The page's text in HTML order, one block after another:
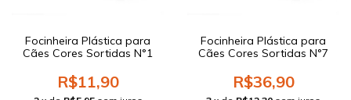
Focinheira Plástica para
Cães Cores Sortidas N°1
R$11,90
Focinheira Plástica para
Cães Cores Sortidas N°7
R$36,90